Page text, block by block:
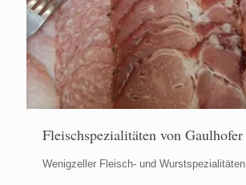
Fleischspezialitäten von Gaulhofer
Wenigzeller Fleisch- und Wurstspezialitäten